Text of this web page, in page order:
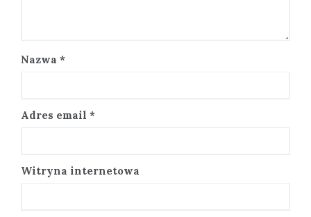
Nazwa *
Adres email *
Witryna internetowa